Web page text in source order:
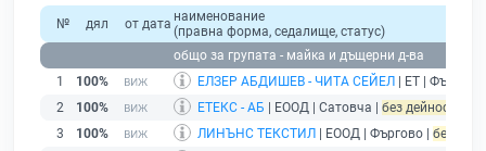
№ дял от дата наименование
(правна форма, седалище, статус)
общо за групата - майка и дъщерни д-ва
1
100% ЕЛЗЕР АБДИШЕВ - ЧИТА СЕЙЕЛ | ЕТ |
2
100% ЕТЕКС - АБ | ЕООД | Сатовча | без дейност -
3
100% ЛИНЪНС ТЕКСТИЛ | ЕООД | Фъргово | без